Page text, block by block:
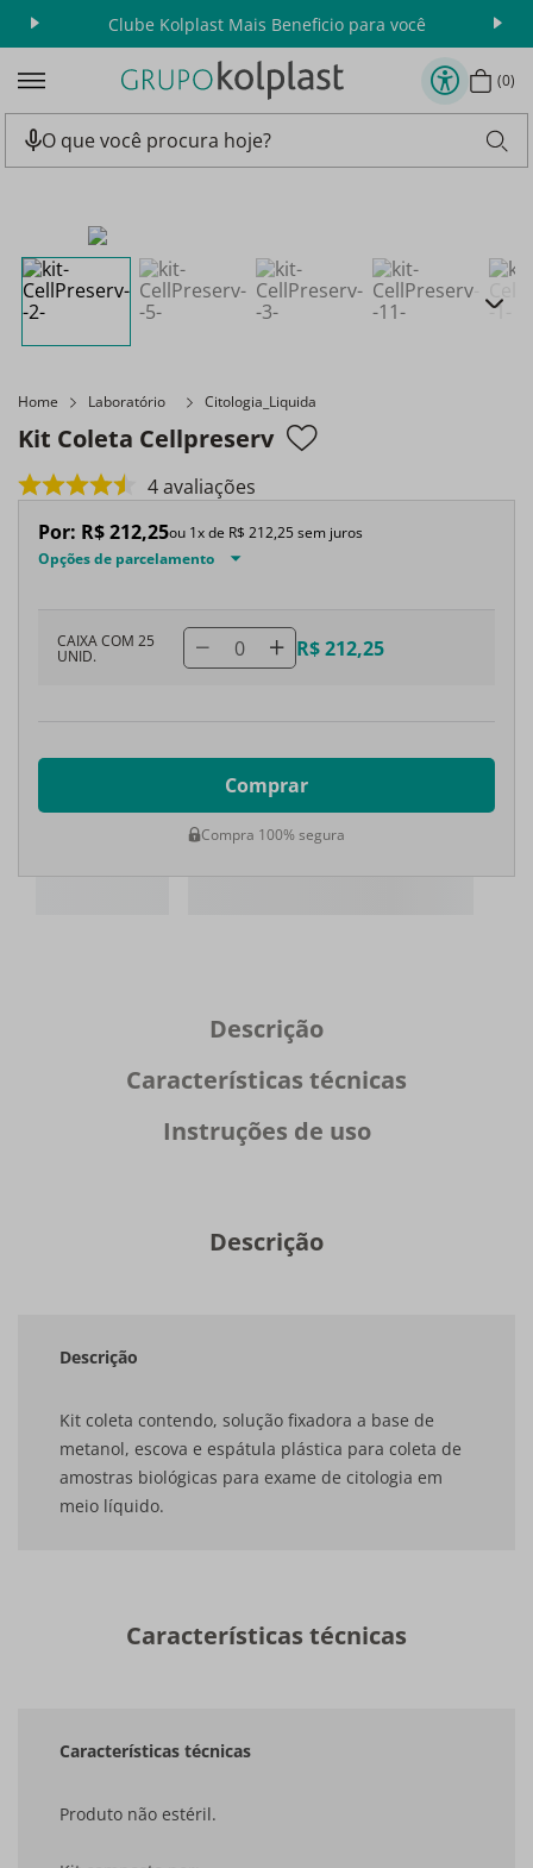
Clube Kolplast Mais Beneficio para você
0
Home Laboratório Citologia_Liquida
Kit Coleta Cellpreserv
4avaliações
Por: R$212,25ou 1x de R$ 212,25sem juros
Opções de parcelamento
CAIXA COM 25
UNID. 0 R$ 212,25
Comprar
Compra 100% segura
Descrição
Características técnicas
Instruções de uso
Descrição
Descrição
Kit coleta contendo, solução fixadora a base de
metanol, escova e espátula plástica para coleta de
amostras biológicas para exame de citologia em
meio líquido.
Características técnicas
Características técnicas
Produto não estéril.